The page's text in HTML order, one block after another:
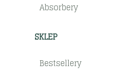
Absorbery
SKLEP
Bestsellery